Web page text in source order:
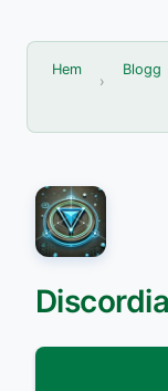
Hem Blogg